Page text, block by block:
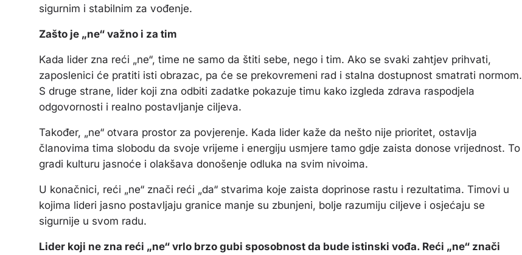
sigurnim i stabilnim za vođenje.
Zašto je „ne“ važno i za tim
Kada lider zna reći „ne“, time ne samo da štiti sebe, nego i tim. Ako se svaki zahtjev prihvati,
zaposlenici će pratiti isti obrazac, pa će se prekovremeni rad i stalna dostupnost smatrati normom.
S druge strane, lider koji zna odbiti zadatke pokazuje timu kako izgleda zdrava raspodjela
odgovornosti i realno postavljanje ciljeva.
Također, „ne“ otvara prostor za povjerenje. Kada lider kaže da nešto nije prioritet, ostavlja
članovima tima slobodu da svoje vrijeme i energiju usmjere tamo gdje zaista donose vrijednost. To
gradi kulturu jasnoće i olakšava donošenje odluka na svim nivoima.
U konačnici, reći „ne“ znači reći „da“ stvarima koje zaista doprinose rastu i rezultatima. Timovi u
kojima lideri jasno postavljaju granice manje su zbunjeni, bolje razumiju ciljeve i osjećaju se
sigurnije u svom radu.
Lider koji ne zna reći „ne“ vrlo brzo gubi sposobnost da bude istinski vođa. Reći „ne“ znači